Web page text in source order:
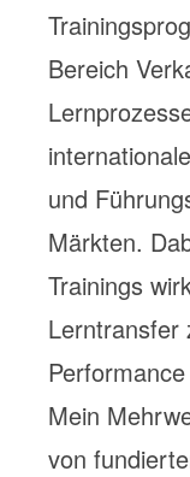
Bereich
und
Märkten.
Trainings
Lerntransfer
Mein
von